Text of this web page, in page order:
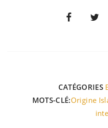
CATÉGORIES
MOTS-CLÉ:Origine